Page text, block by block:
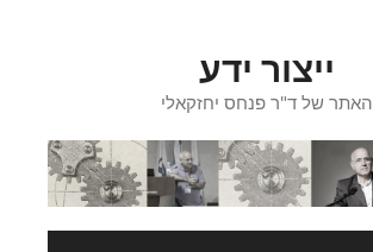
ייצור ידע
האתר של ד"ר פנחס יחזקאלי